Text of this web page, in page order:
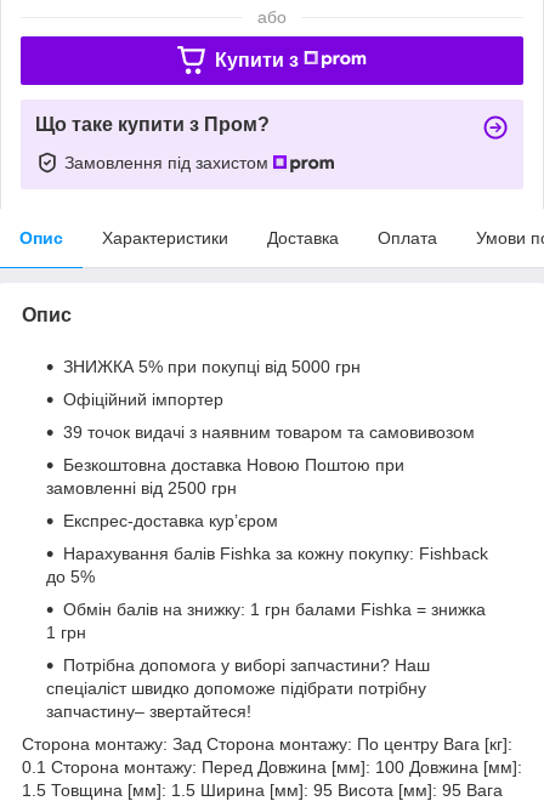
або
Купити з
Що таке купити з Пром?
Замовлення під захистом
Опис Характеристики Доставка Оплата Умови
Опис
ЗНИЖКА 5% при покупці від 5000 грн
Офіційний імпортер
39 точок видачі з наявним товаром та самовивозом
Безкоштовна доставка Новою Поштою при
замовленні від 2500 грн
Експрес-доставка кур’єром
Нарахування балів Fishka за кожну покупку: Fishback
до 5%
Обмін балів на знижку: 1 грн балами Fishka = знижка
1 грн
Потрібна допомога у виборі запчастини? Наш
спеціаліст швидко допоможе підібрати потрібну
запчастину– звертайтеся!
Сторона монтажу: Зад Сторона монтажу: По центру Вага [кг]:
0.1 Сторона монтажу: Перед Довжина [мм]: 100 Довжина [мм]:
1.5 Товщина [мм]: 1.5 Ширина [мм]: 95 Висота [мм]: 95 Вага